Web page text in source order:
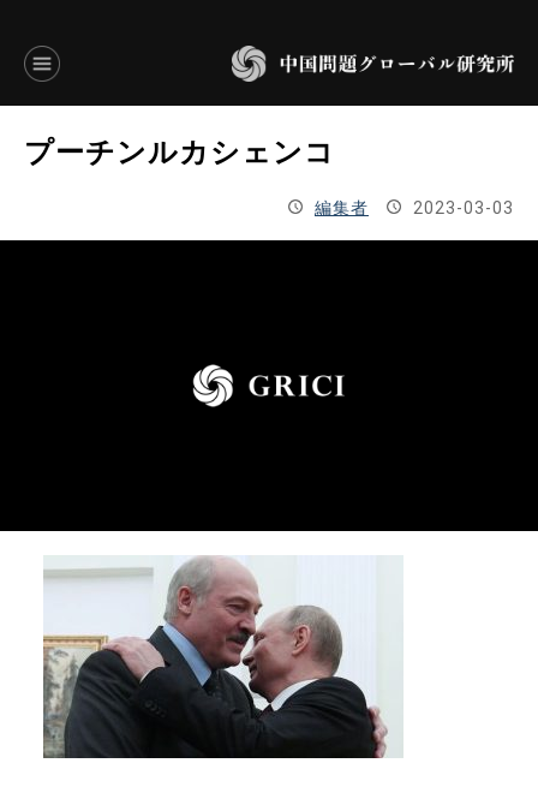
言語別アーカイブ
JAPANESE
お問い合わせ
プーチンルカシェンコ
編集者 2023-03-03